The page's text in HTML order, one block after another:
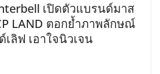
เปิดตัวแบรนด์มาส
LAND ตอกย้ำภาพลักษณ์
ลิฟ เอาใจนิวเจน